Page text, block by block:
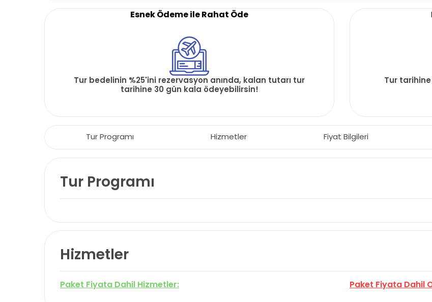
Esnek Ödeme ile Rahat Öde
Tur bedelinin %25'ini rezervasyon anında, kalan tutarı tur
tarihine 30 gün kala ödeyebilirsin!
Tur
Tur Programı Hizmetler Fiyat Bilgileri
Tur Programı
Hizmetler
Paket Fiyata Dahil Hizmetler: Paket Fiyata Dahil